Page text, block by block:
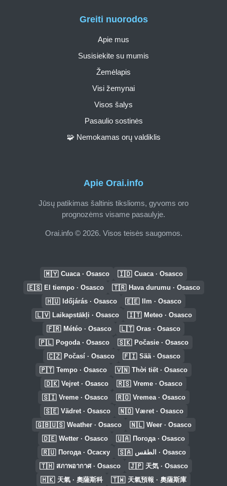
Apie Orai.info
Jūsų patikimas šaltinis tikslioms, gyvoms oro
prognozėms visame pasaulyje.
Orai.info © 2026. Visos teisės saugomos.
Greiti nuorodos
Apie mus
Susisiekite su mumis
Žemėlapis
Visi žemynai
Visos šalys
Pasaulio sostinės
🧩 Nemokamas orų valdiklis
🇲🇾 Cuaca · Osasco 🇮🇩 Cuaca · Osasco
🇪🇸 El tiempo · Osasco 🇹🇷 Hava durumu · Osasco
🇭🇺 Időjárás · Osasco 🇪🇪 Ilm · Osasco
🇱🇻 Laikapstākļi · Osasco 🇮🇹 Meteo · Osasco
🇫🇷 Météo · Osasco 🇱🇹 Oras · Osasco
🇵🇱 Pogoda · Osasco 🇸🇰 Počasie · Osasco
🇨🇿 Počasí · Osasco 🇫🇮 Sää · Osasco
🇵🇹 Tempo · Osasco 🇻🇳 Thời tiết · Osasco
🇩🇰 Vejret · Osasco 🇷🇸 Vreme · Osasco
🇸🇮 Vreme · Osasco 🇷🇴 Vremea · Osasco
🇸🇪 Vädret · Osasco 🇳🇴 Været · Osasco
🇬🇧🇺🇸 Weather · Osasco 🇳🇱 Weer · Osasco
🇩🇪 Wetter · Osasco 🇺🇦 Погода · Osasco
🇷🇺 Погода · Осаску 🇸🇦 الطقس · Osasco
🇹🇭 สภาพอากาศ · Osasco 🇯🇵 天気 · Osasco
🇭🇰 天氣 · 奧薩斯科 🇹🇼 天氣預報 · 奧薩斯庫